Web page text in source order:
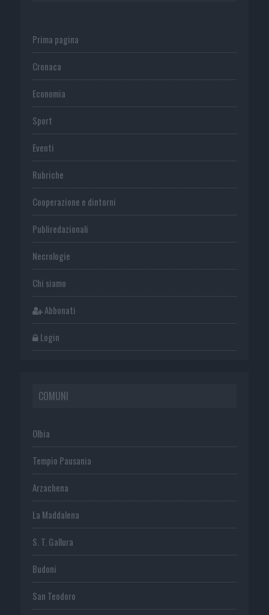
Prima pagina
Cronaca
Economia
Sport
Eventi
Rubriche
Cooperazione e dintorni
Publiredazionali
Necrologie
Chi siamo
Abbonati
Login
COMUNI
Olbia
Tempio Pausania
Arzachena
La Maddalena
S. T. Gallura
Budoni
San Teodoro